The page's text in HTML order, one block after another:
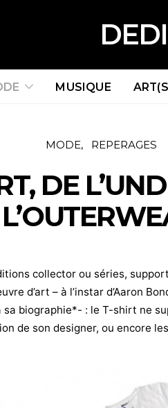
MUSIQUE
MODE REPERAGES
DE
collector ou séries,
d’art – à l’instar d’Aaron
sa biographie*- : le T-shirt ne
de son designer, ou encore